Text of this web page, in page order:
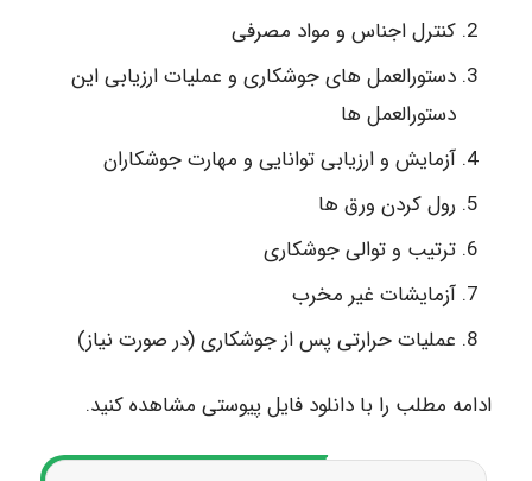
کنترل اجناس و مواد مصرفی
دستورالعمل های جوشکاری و عملیات ارزیابی این
دستورالعمل ها
آزمایش و ارزیابی توانایی و مهارت جوشکاران
رول کردن ورق ها
ترتیب و توالی جوشکاری
آزمایشات غیر مخرب
عملیات حرارتی پس از جوشکاری (در صورت نیاز)
ادامه مطلب را با دانلود فایل پیوستی مشاهده کنید.